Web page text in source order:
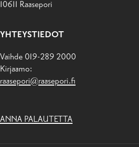
10611 Raasepori
YHTEYSTIEDOT
Vaihde 019-289 2000
Kirjaamo:
raasepori@raasepori.fi
ANNA PALAUTETTA